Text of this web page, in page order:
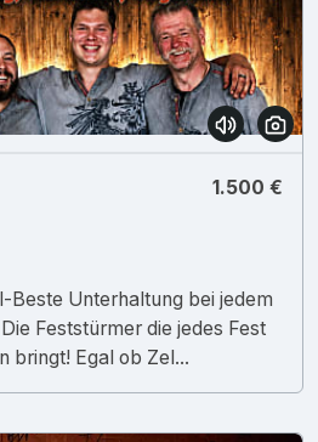
1.500 €
Beste Unterhaltung bei jedem
Feststürmer die jedes Fest
bringt! Egal ob Zel...